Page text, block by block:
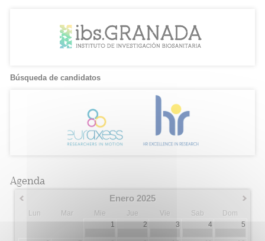
Búsqueda de candidatos
Agenda
Enero 2025
Lun Mar Mie Jue Vie Sab
Dom
1
2 3 4 5